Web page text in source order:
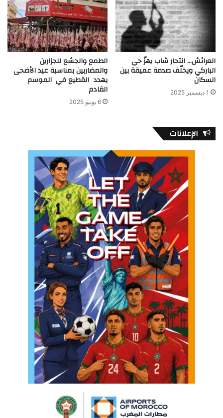
العرائش… انتحار شاب يهزّ حي
الباركي ويخلّف صدمة عميقة بين
السكان
1 ديسمبر 2025
الطمع والجشع للجزارين
والمضاربين بمناسبة عيد الأضحى
يهدد القطيع في الموسم
القادم
6 يونيو 2025
الإعلانات